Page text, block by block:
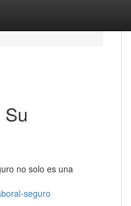
no solo es una
seguro